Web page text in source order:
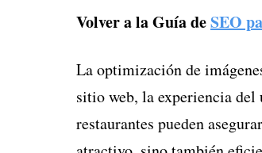
Volver a la Guía deSEO
La optimización de
sitio web, la experiencia del
restaurantes pueden